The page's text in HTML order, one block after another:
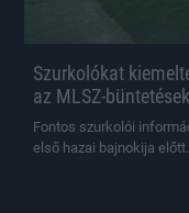
Szurkolókat
az MLSZ-
Fontos szurkolói
első hazai bajnokija előtt.